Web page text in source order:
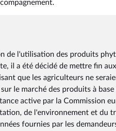
de l'utilisation des produits
il a été décidé de mettre fin
que les agriculteurs ne
le marché des produits à
active par la Commission
de l'environnement et du
fournies par les